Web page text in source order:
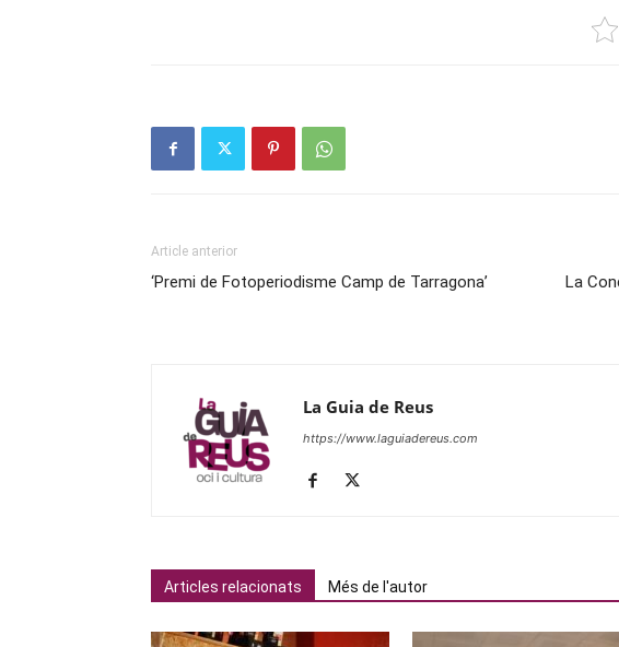
Article anterior
‘Premi de Fotoperiodisme Camp de Tarragona’
La
La Guia de Reus
https://www.laguiadereus.com
Articles relacionats Més de l'autor